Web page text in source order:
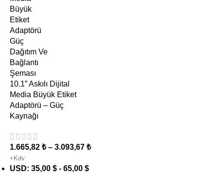
10.1” Askılı Dijital
Media Büyük Etiket
Adaptörü – Güç
Kaynağı
1.665,82 ₺ – 3.093,67 ₺
+Kdv
USD: 35,00 $ - 65,00 $